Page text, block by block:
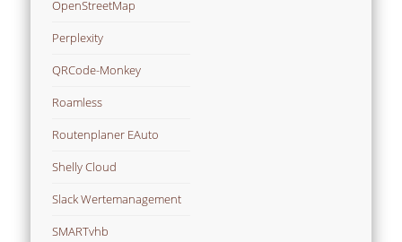
OpenStreetMap
Perplexity
QRCode-Monkey
Roamless
Routenplaner EAuto
Shelly Cloud
Slack Wertemanagement
SMARTvhb